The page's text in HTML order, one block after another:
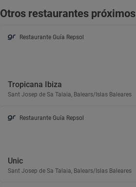
Otros restaurantes próximos
Restaurante Guía Repsol
Tropicana Ibiza
Sant Josep de Sa Talaia, Balears/Islas Baleares
Restaurante Guía Repsol
Unic
Sant Josep de Sa Talaia, Balears/Islas Baleares